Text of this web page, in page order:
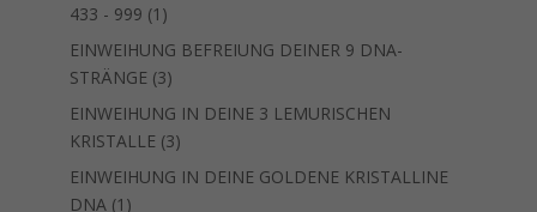
433 - 999 1 1
Produkt
EINWEIHUNG BEFREIUNG DEINER 9 DNA-
STRÄNGE 33
Produkte
EINWEIHUNG IN DEINE 3 LEMURISCHEN
KRISTALLE 33
Produkte
EINWEIHUNG IN DEINE GOLDENE KRISTALLINE
DNA 1 1